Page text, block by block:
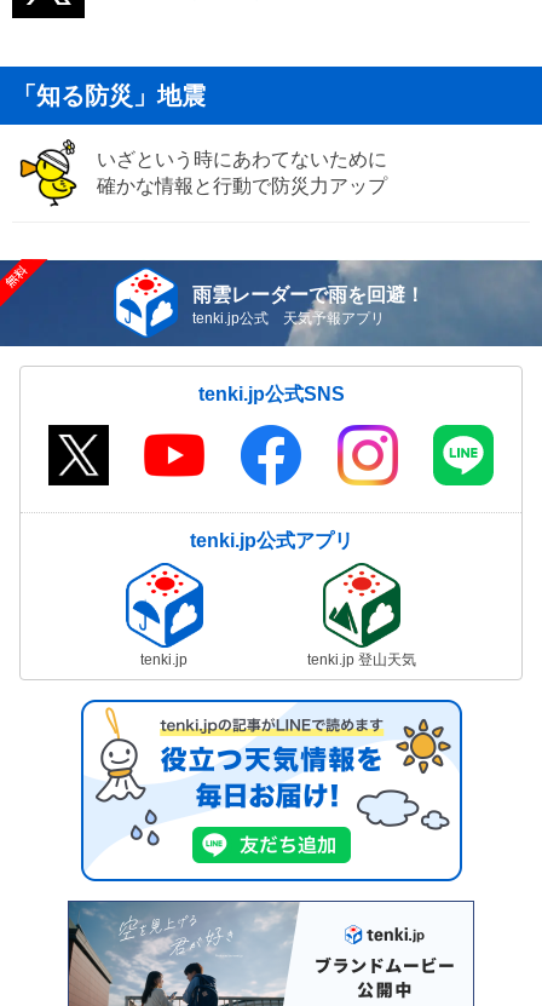
「知る防災」地震
いざという時にあわてないために
確かな情報と行動で防災力アップ
雨雲レーダーで雨を回避！
tenki.jp公式 天気予報アプリ
tenki.jp公式SNS
tenki.jp公式アプリ
tenki.jp tenki.jp 登山天気